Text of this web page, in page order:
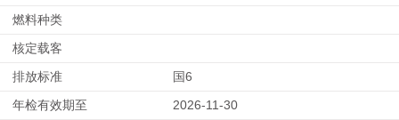
燃料种类
核定载客
排放标准
国6
年检有效期至
2026-11-30